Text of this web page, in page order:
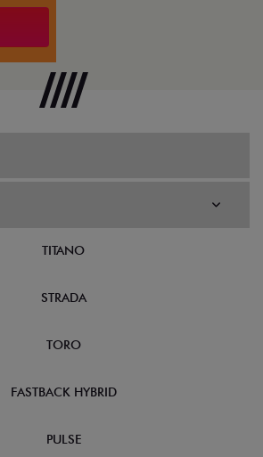
TITANO
STRADA
TORO
FASTBACK HYBRID
PULSE